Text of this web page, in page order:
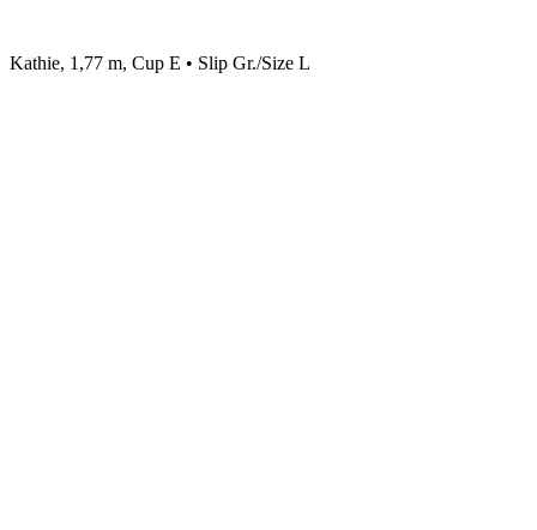
Kathie, 1,77 m, Cup E • Slip Gr./Size L